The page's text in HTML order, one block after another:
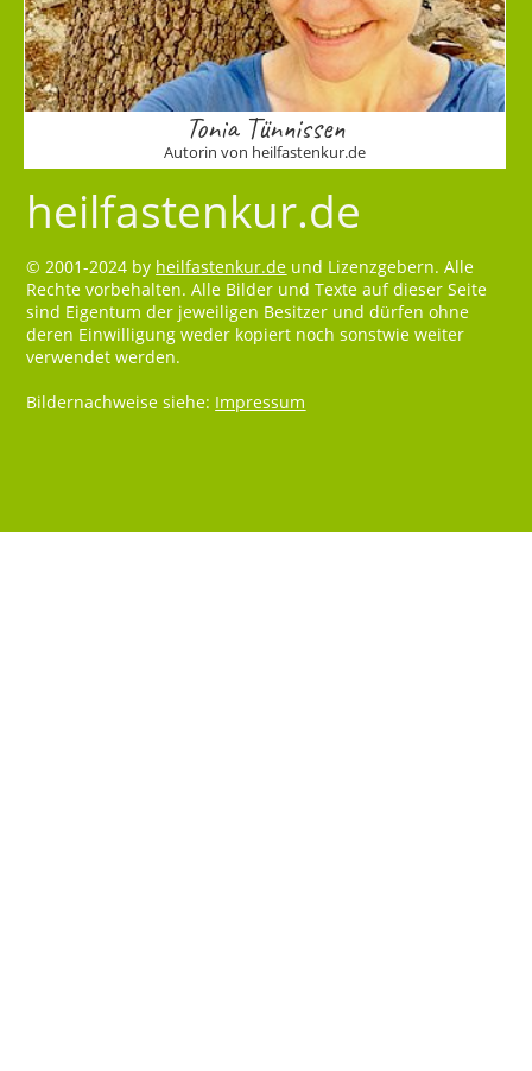
Tonia Tünnissen
Autorin von heilfastenkur.de
heilfastenkur.de
© 2001-2024 by heilfastenkur.de und Lizenzgebern. Alle
Rechte vorbehalten. Alle Bilder und Texte auf dieser Seite
sind Eigentum der jeweiligen Besitzer und dürfen ohne
deren Einwilligung weder kopiert noch sonstwie weiter
verwendet werden.
Bildernachweise siehe: Impressum